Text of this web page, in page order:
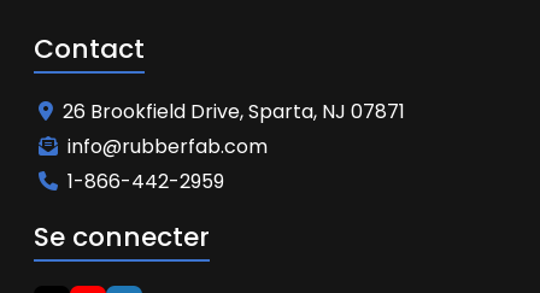
Contact
26 Brookfield Drive, Sparta, NJ 07871
info@rubberfab.com
1-866-442-2959
Se connecter